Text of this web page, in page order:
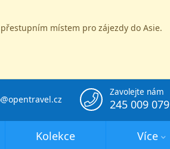
místem pro zájezdy do Asie.
Zavolejte nám
245 009 079
Kolekce Více